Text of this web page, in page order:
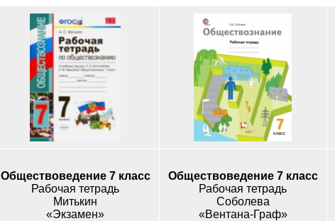
Обществоведение 7 класс
Рабочая тетрадь
Митькин
«Экзамен»
Обществоведение 7 класс
Рабочая тетрадь
Cоболева
«Вентана-Граф»